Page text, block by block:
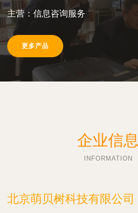
主营：信息咨询服务
更多产品
企业信息
INFORMATION
北京萌贝树科技有限公司